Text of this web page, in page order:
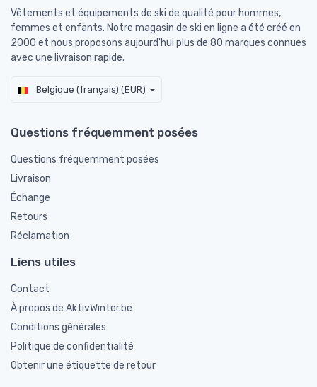
Vêtements et équipements de ski de qualité pour hommes,
femmes et enfants. Notre magasin de ski en ligne a été créé en
2000 et nous proposons aujourd'hui plus de 80 marques connues
avec une livraison rapide.
Belgique (français) (EUR)
Questions fréquemment posées
Questions fréquemment posées
Livraison
Échange
Retours
Réclamation
Liens utiles
Contact
À propos de AktivWinter.be
Conditions générales
Politique de confidentialité
Obtenir une étiquette de retour